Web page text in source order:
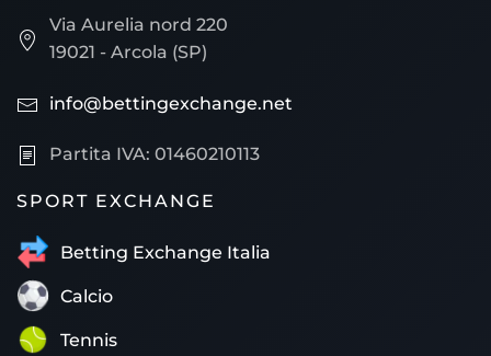
Via Aurelia nord 220
19021 - Arcola (SP)
info@bettingexchange.net
Partita IVA: 01460210113
SPORT EXCHANGE
Betting Exchange Italia
Calcio
Tennis